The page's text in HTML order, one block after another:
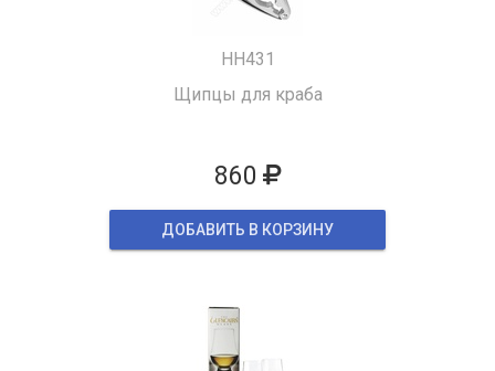
HH431
Щипцы для краба
860
ДОБАВИТЬ В КОРЗИНУ